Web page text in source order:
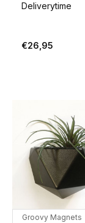
Deliverytime
€26,95
Groovy Magnets